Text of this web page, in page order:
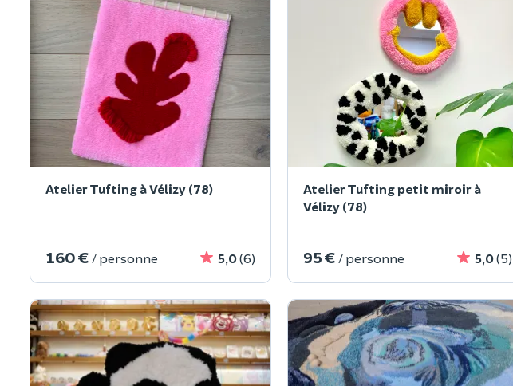
Atelier Tufting à Vélizy (78)
160 € / personne 5,0(6)
Atelier Tufting petit miroir à
Vélizy (78)
95 € / personne 5,0(5)